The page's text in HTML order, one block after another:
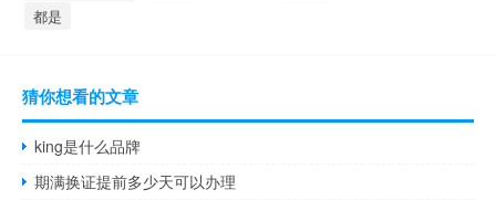
都是
猜你想看的文章
king是什么品牌
期满换证提前多少天可以办理